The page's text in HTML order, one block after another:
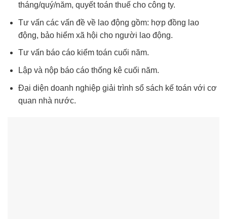
tháng/quý/năm, quyết toán thuế cho công ty.
Tư vấn các vấn đề về lao động gồm: hợp đồng lao
động, bảo hiểm xã hội cho người lao động.
Tư vấn báo cáo kiểm toán cuối năm.
Lập và nộp báo cáo thống kê cuối năm.
Đại diện doanh nghiệp giải trình sổ sách kế toán với cơ
quan nhà nước.